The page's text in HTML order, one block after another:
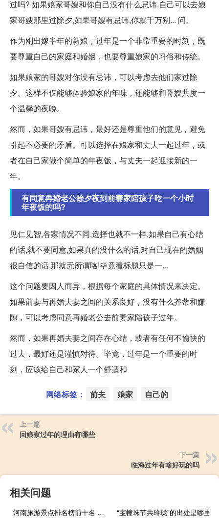
过吗? 如果娘家哥嫂和你自己没有什么忌讳,自己可以去娘
家哥嫂那里过除夕,如果哥嫂有忌讳,你就千万别... 问。
作为刚出嫁半年的新娘，过年是一个非常重要的时刻，既
要尊重自己的家庭和婚姻，也要尊重娘家的习俗和传统。
如果娘家的哥嫂对你没有忌讳，可以考虑去他们家过除
夕。这样不仅能够体验娘家的年味，还能够和哥嫂共度一
个温馨的夜晚。
然而，如果哥嫂有忌讳，最好还是尊重他们的意见，避免
引起不必要的矛盾。可以选择在娘家和丈夫一起过年，或
者在自己家做个简单的年夜饭，与丈夫一起迎接新的一
年。
有同意再婚老公除夕夜到前妻家陪孩子吃一个小时
年夜饭的吗?
见仁见智,各家情况不同,选择也就不一样,如果自己有心结
的话,就不要同意,如果真的没什么的话,对自己现在的婚姻
很自信的话,那就无所谓咯!毕竟看标题只是一...
这个问题要因人而异，根据每个家庭的具体情况来决定。
如果前妻与再婚夫妻之间的关系良好，没有什么芥蒂和嫌
隙，可以考虑同意再婚老公去前妻家陪孩子过年。
然而，如果再婚夫妻之间存在心结，或者有任何不愉快的
过去，最好还是谨慎对待。毕竟，过年是一个重要的时
刻，应该给自己和家人一个舒适和
网络标签： 前夫 娘家 自己的
上一篇
回娘家过年的理由有哪些
下一篇
临海过年有啥好玩的吗
相关问题
河南旅游景点排名榜前十名 河南旅游景点排名前十
“宝幢珠节共玲珑”的出处是哪里